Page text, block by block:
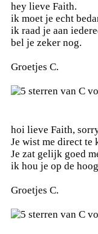
hey lieve Faith.
ik moet je echt
ik raad je aan
bel je zeker nog.
Groetjes C.
hoi lieve Faith,
Je wist me direct te
Je zat gelijk goed
ik hou je op de
Groetjes C.